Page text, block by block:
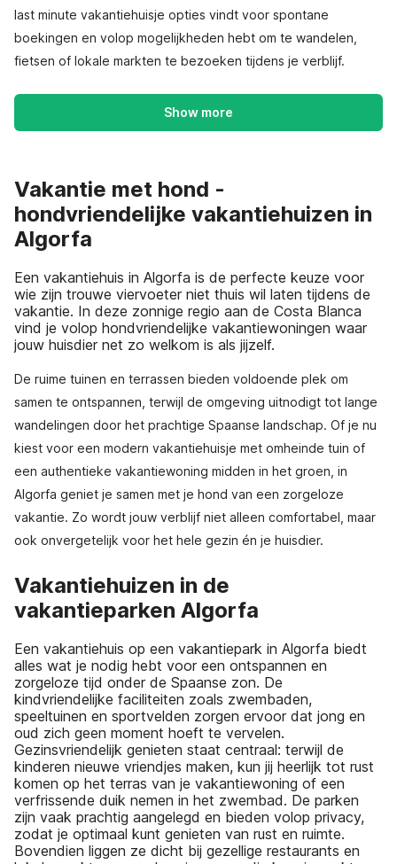
last minute vakantiehuisje opties vindt voor spontane
boekingen en volop mogelijkheden hebt om te wandelen,
fietsen of lokale markten te bezoeken tijdens je verblijf.
Show more
Vakantie met hond -
hondvriendelijke vakantiehuizen in
Algorfa
Een vakantiehuis in Algorfa is de perfecte keuze voor
wie zijn trouwe viervoeter niet thuis wil laten tijdens de
vakantie. In deze zonnige regio aan de Costa Blanca
vind je volop hondvriendelijke vakantiewoningen waar
jouw huisdier net zo welkom is als jijzelf.
De ruime tuinen en terrassen bieden voldoende plek om
samen te ontspannen, terwijl de omgeving uitnodigt tot lange
wandelingen door het prachtige Spaanse landschap. Of je nu
kiest voor een modern vakantiehuisje met omheinde tuin of
een authentieke vakantiewoning midden in het groen, in
Algorfa geniet je samen met je hond van een zorgeloze
vakantie. Zo wordt jouw verblijf niet alleen comfortabel, maar
ook onvergetelijk voor het hele gezin én je huisdier.
Vakantiehuizen in de
vakantieparken Algorfa
Een vakantiehuis op een vakantiepark in Algorfa biedt
alles wat je nodig hebt voor een ontspannen en
zorgeloze tijd onder de Spaanse zon. De
kindvriendelijke faciliteiten zoals zwembaden,
speeltuinen en sportvelden zorgen ervoor dat jong en
oud zich geen moment hoeft te vervelen.
Gezinsvriendelijk genieten staat centraal: terwijl de
kinderen nieuwe vriendjes maken, kun jij heerlijk tot rust
komen op het terras van je vakantiewoning of een
verfrissende duik nemen in het zwembad. De parken
zijn vaak prachtig aangelegd en bieden volop privacy,
zodat je optimaal kunt genieten van rust en ruimte.
Bovendien liggen ze dicht bij gezellige restaurants en